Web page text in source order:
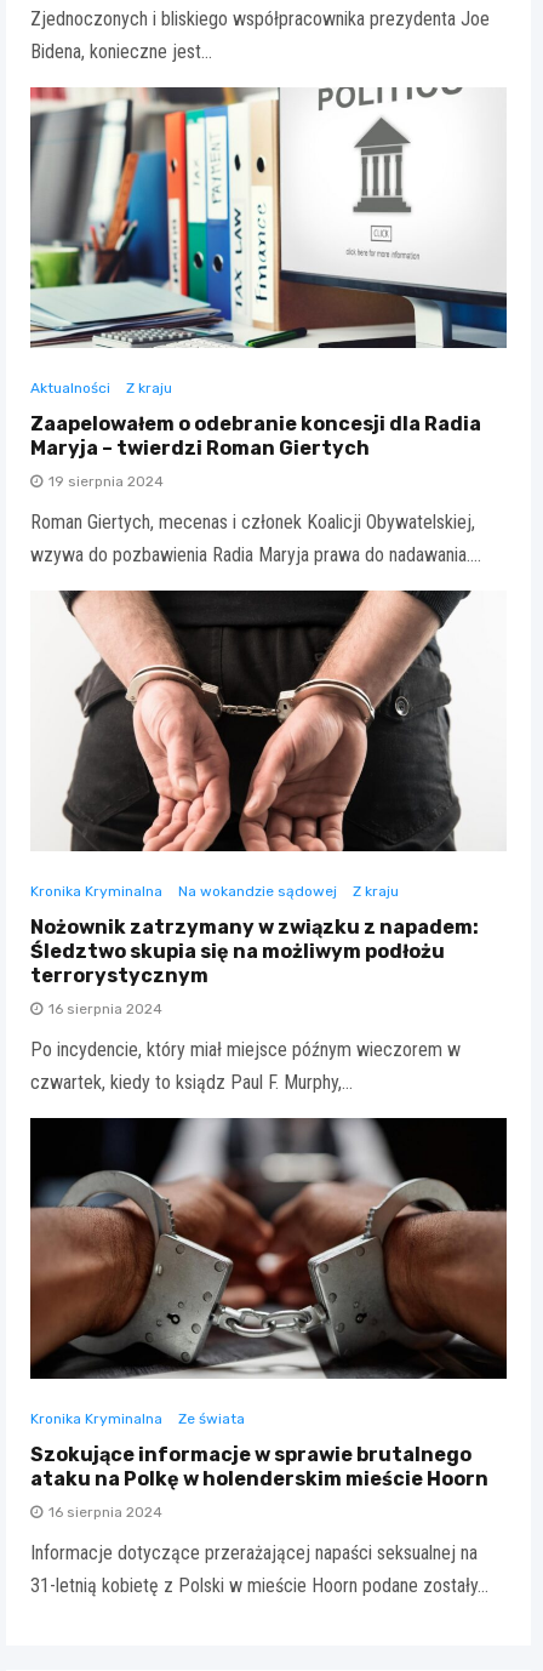
Zjednoczonych i bliskiego współpracownika prezydenta Joe
Bidena, konieczne jest…
Aktualności Z kraju
Zaapelowałem o odebranie koncesji dla Radia
Maryja – twierdzi Roman Giertych
19 sierpnia 2024
Roman Giertych, mecenas i członek Koalicji Obywatelskiej,
wzywa do pozbawienia Radia Maryja prawa do nadawania.…
Kronika Kryminalna Na wokandzie sądowej Z kraju
Nożownik zatrzymany w związku z napadem:
Śledztwo skupia się na możliwym podłożu
terrorystycznym
16 sierpnia 2024
Po incydencie, który miał miejsce późnym wieczorem w
czwartek, kiedy to ksiądz Paul F. Murphy,…
Kronika Kryminalna Ze świata
Szokujące informacje w sprawie brutalnego
ataku na Polkę w holenderskim mieście Hoorn
16 sierpnia 2024
Informacje dotyczące przerażającej napaści seksualnej na
31-letnią kobietę z Polski w mieście Hoorn podane zostały…